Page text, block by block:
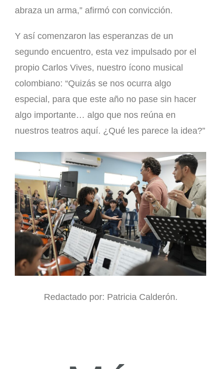
abraza un arma,” afirmó con convicción.
Y así comenzaron las esperanzas de un
segundo encuentro, esta vez impulsado por el
propio Carlos Vives, nuestro ícono musical
colombiano: “Quizás se nos ocurra algo
especial, para que este año no pase sin hacer
algo importante… algo que nos reúna en
nuestros teatros aquí. ¿Qué les parece la idea?”
Redactado por: Patricia Calderón.